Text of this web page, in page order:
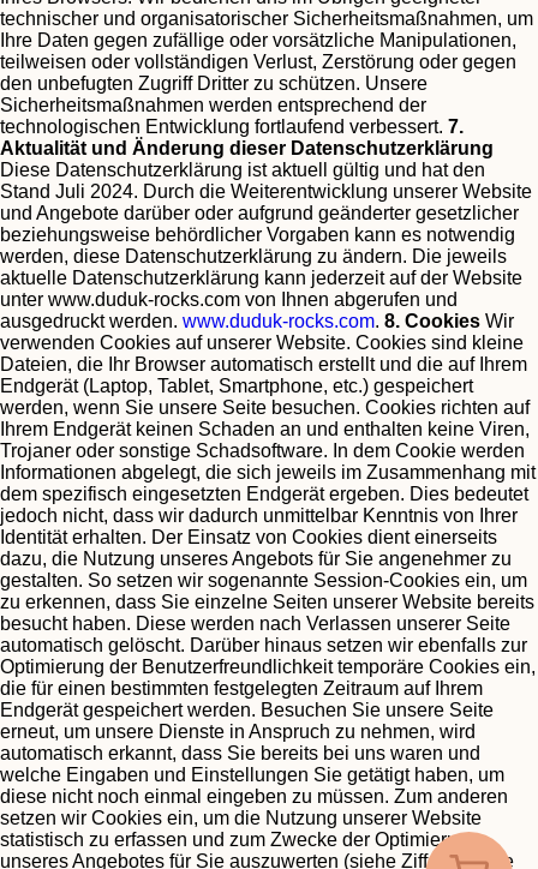
technischer und organisatorischer Sicherheitsmaßnahmen, um
Ihre Daten gegen zufällige oder vorsätzliche Manipulationen,
teilweisen oder vollständigen Verlust, Zerstörung oder gegen
den unbefugten Zugriff Dritter zu schützen. Unsere
Sicherheitsmaßnahmen werden entsprechend der
technologischen Entwicklung fortlaufend verbessert. 7.
Aktualität und Änderung dieser Datenschutzerklärung
Diese Datenschutzerklärung ist aktuell gültig und hat den
Stand Juli 2024. Durch die Weiterentwicklung unserer Website
und Angebote darüber oder aufgrund geänderter gesetzlicher
beziehungsweise behördlicher Vorgaben kann es notwendig
werden, diese Datenschutzerklärung zu ändern. Die jeweils
aktuelle Datenschutzerklärung kann jederzeit auf der Website
unter www.duduk-rocks.com von Ihnen abgerufen und
ausgedruckt werden. www.duduk-rocks.com. 8. Cookies Wir
verwenden Cookies auf unserer Website. Cookies sind kleine
Dateien, die Ihr Browser automatisch erstellt und die auf Ihrem
Endgerät (Laptop, Tablet, Smartphone, etc.) gespeichert
werden, wenn Sie unsere Seite besuchen. Cookies richten auf
Ihrem Endgerät keinen Schaden an und enthalten keine Viren,
Trojaner oder sonstige Schadsoftware. In dem Cookie werden
Informationen abgelegt, die sich jeweils im Zusammenhang mit
dem spezifisch eingesetzten Endgerät ergeben. Dies bedeutet
jedoch nicht, dass wir dadurch unmittelbar Kenntnis von Ihrer
Identität erhalten. Der Einsatz von Cookies dient einerseits
dazu, die Nutzung unseres Angebots für Sie angenehmer zu
gestalten. So setzen wir sogenannte Session-Cookies ein, um
zu erkennen, dass Sie einzelne Seiten unserer Website bereits
besucht haben. Diese werden nach Verlassen unserer Seite
automatisch gelöscht. Darüber hinaus setzen wir ebenfalls zur
Optimierung der Benutzerfreundlichkeit temporäre Cookies ein,
die für einen bestimmten festgelegten Zeitraum auf Ihrem
Endgerät gespeichert werden. Besuchen Sie unsere Seite
erneut, um unsere Dienste in Anspruch zu nehmen, wird
automatisch erkannt, dass Sie bereits bei uns waren und
welche Eingaben und Einstellungen Sie getätigt haben, um
diese nicht noch einmal eingeben zu müssen. Zum anderen
setzen wir Cookies ein, um die Nutzung unserer Website
statistisch zu erfassen und zum Zwecke der Optimierung
unseres Angebotes für Sie auszuwerten (siehe Ziff. 5). Diese